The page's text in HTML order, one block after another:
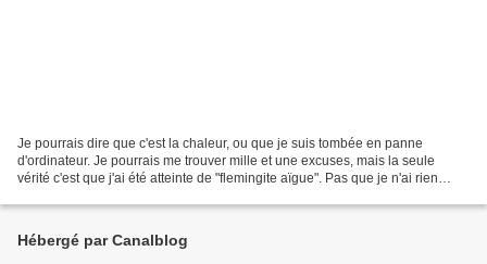
Je pourrais dire que c'est la chaleur, ou que je suis tombée en panne
d'ordinateur. Je pourrais me trouver mille et une excuses, mais la seule
vérité c'est que j'ai été atteinte de "flemingite aïgue". Pas que je n'ai rien
Hébergé par Canalblog